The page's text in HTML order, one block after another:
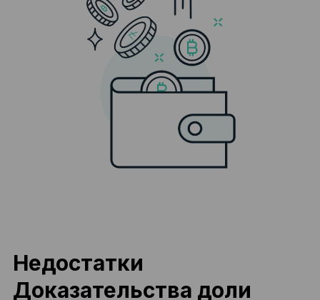
Недостатки
Доказательства доли